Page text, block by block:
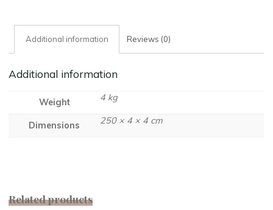
Additional information Reviews (0)
Additional information
Weight 4 kg
Dimensions 250 × 4 × 4 cm
Related products